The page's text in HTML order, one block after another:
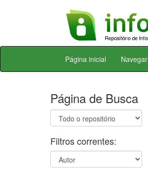
Skip
Página inicial Navegar
Página de Busca
Filtros correntes: